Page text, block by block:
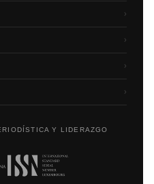
›
›
›
›
Y LIDERAZGO